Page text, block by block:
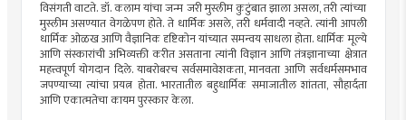
विसंगती वाटते. डॉ. कलाम यांचा जन्म जरी मुस्लीम कुटुंबात झाला असला, तरी त्यांच्या
मुस्लीम असण्यात वेगळेपण होते. ते धार्मिक असले, तरी धर्मवादी नव्हते. त्यांनी आपली
धार्मिक ओळख आणि वैज्ञानिक दृष्टिकोन यांच्यात समन्वय साधला होता. धार्मिक मूल्ये
आणि संस्कारांची अभिव्यक्ती करीत असताना त्यांनी विज्ञान आणि तंत्रज्ञानाच्या क्षेत्रात
महत्त्वपूर्ण योगदान दिले. याबरोबरच सर्वसमावेशकता, मानवता आणि सर्वधर्मसमभाव
जपण्याच्या त्यांचा प्रयत्न होता. भारतातील बहुधार्मिक समाजातील शांतता, सौहार्दता
आणि एकात्मतेचा कायम पुरस्कार केला.